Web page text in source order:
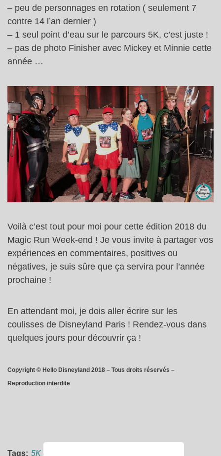
– peu de personnages en rotation ( seulement 7
contre 14 l’an dernier )
– 1 seul point d’eau sur le parcours 5K, c’est juste !
– pas de photo Finisher avec Mickey et Minnie cette
année …
Voilà c’est tout pour moi pour cette édition 2018 du
Magic Run Week-end ! Je vous invite à partager vos
expériences en commentaires, positives ou
négatives, je suis sûre que ça servira pour l’année
prochaine !
En attendant moi, je dois aller écrire sur les
coulisses de Disneyland Paris ! Rendez-vous dans
quelques jours pour découvrir ça !
Copyright © Hello Disneyland 2018 – Tous droits réservés –
Reproduction interdite
Tags: 5K disneyland paris avis